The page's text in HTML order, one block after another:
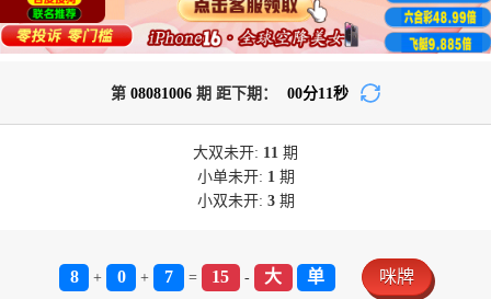
第 08081006 期 距下期： 00分11 秒
大双未开: 11 期
小单未开: 1 期
小双未开: 3期
8 + 0 + 7 = 15 - 大 单 咪牌